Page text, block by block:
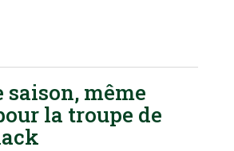
même
la troupe de